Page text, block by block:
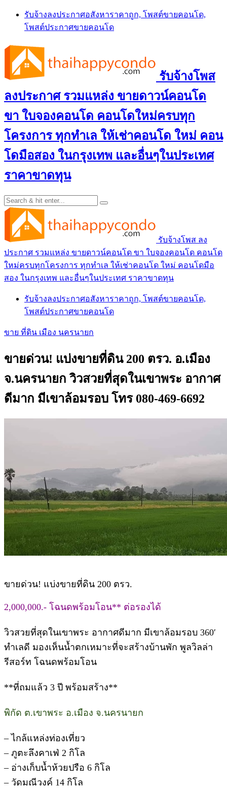
Skip
content
รับจ้างลงประกาศอสังหาราคาถูก, โพสต์ขายคอนโด,
โพสต์ประกาศขายคอนโด
รับจ้างโพส
ลงประกาศ รวมแหล่ง ขายดาวน์คอนโด
ขา ใบจองคอนโด คอนโดใหม่ครบทุก
โครงการ ทุกทำเล ให้เช่าคอนโด ใหม่ คอน
โดมือสอง ในกรุงเทพ และอื่นๆในประเทศ
ราคาขาดทุน
รับจ้างโพส ลง
ประกาศ รวมแหล่ง ขายดาวน์คอนโด ขา ใบจองคอนโด คอนโด
ใหม่ครบทุกโครงการ ทุกทำเล ให้เช่าคอนโด ใหม่ คอนโดมือ
สอง ในกรุงเทพ และอื่นๆในประเทศ ราคาขาดทุน
รับจ้างลงประกาศอสังหาราคาถูก, โพสต์ขายคอนโด,
โพสต์ประกาศขายคอนโด
ขาย ที่ดิน เมือง นครนายก
ขายด่วน! แบ่งขายที่ดิน 200 ตรว. อ.เมือง
จ.นครนายก วิวสวยที่สุดในเขาพระ อากาศ
ดีมาก มีเขาล้อมรอบ โทร 080-469-6692
ขายด่วน! แบ่งขายที่ดิน 200 ตรว.
2,000,000.- โฉนดพร้อมโอน** ต่อรองได้
วิวสวยที่สุดในเขาพระ อากาศดีมาก มีเขาล้อมรอบ 360′
ทำเลดี มองเห็นน้ำตกเหมาะที่จะสร้างบ้านพัก พูลวิลล่า
รีสอร์ท โฉนดพร้อมโอน
**ที่ถมแล้ว 3 ปี พร้อมสร้าง**
พิกัด ต.เขาพระ อ.เมือง จ.นครนายก
– ไกล้แหล่งท่องเที่ยว
– ภูตะลึงคาเฟ่ 2 กิโล
– อ่างเก็บน้ำห้วยปรือ 6 กิโล
– วัดมณีวงค์ 14 กิโล